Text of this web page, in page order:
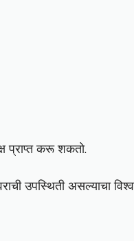
प्राप्त करू शकतो.
उपस्थिती असल्याचा